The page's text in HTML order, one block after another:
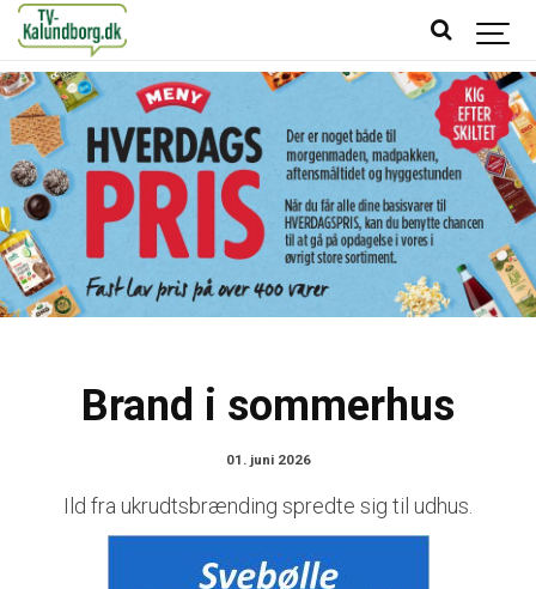
Brand i sommerhus
01. juni 2026
Ild fra ukrudtsbrænding spredte sig til udhus.